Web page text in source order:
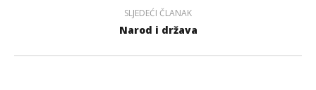
SLJEDEĆI ČLANAK
Narod i država